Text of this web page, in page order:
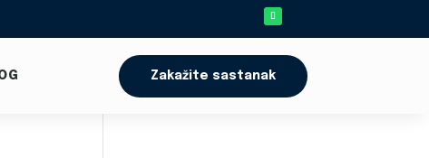
Zakažite sastanak